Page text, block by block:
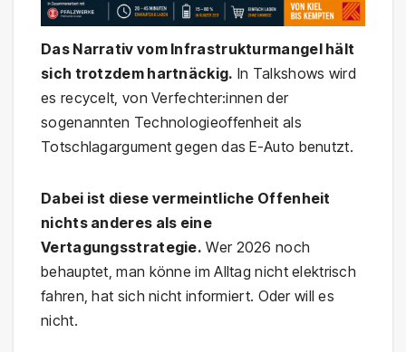
Das Narrativ vom Infrastrukturmangel hält
sich trotzdem hartnäckig. In Talkshows wird
es recycelt, von Verfechter:innen der
sogenannten Technologieoffenheit als
Totschlagargument gegen das E-Auto benutzt.
Dabei ist diese vermeintliche Offenheit
nichts anderes als eine
Vertagungsstrategie. Wer 2026 noch
behauptet, man könne im Alltag nicht elektrisch
fahren, hat sich nicht informiert. Oder will es
nicht.